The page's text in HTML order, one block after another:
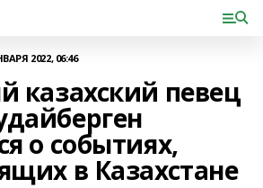
2022, 06:46
казахский певец
о событиях,
в Казахстане